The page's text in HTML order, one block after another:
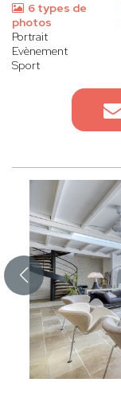
6 types de
photos
Portrait
Evènement
Sport